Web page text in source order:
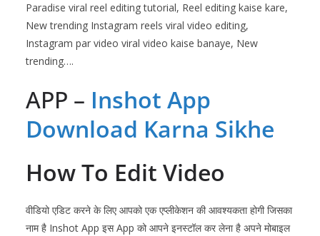
Paradise viral reel editing tutorial, Reel editing kaise kare,
New trending Instagram reels viral video editing,
Instagram par video viral video kaise banaye, New
trending….
APP – Inshot App
Download Karna Sikhe
How To Edit Video
वीडियो एडिट करने के लिए आपको एक एप्लीकेशन की आवश्यकता होगी जिसका
नाम है Inshot App इस App को आपने इनस्टॉल कर लेना है अपने मोबाइल